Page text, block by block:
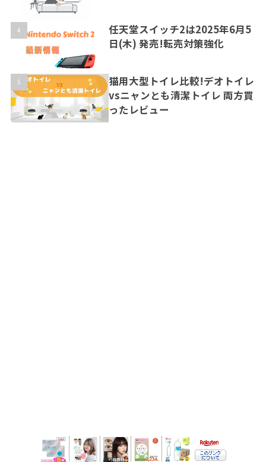
任天堂スイッチ2は2025年6月5
日(木) 発売!転売対策強化
猫用大型トイレ比較!デオトイレ
vsニャンとも清潔トイレ 両方買
ったレビュー